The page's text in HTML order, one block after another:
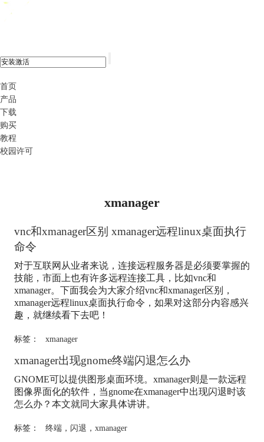
首页
产品
下载
购买
教程
校园许可
xmanager
vnc和xmanager区别 xmanager远程linux桌面执行
命令
对于互联网从业者来说，连接远程服务器是必须要掌握的
技能，市面上也有许多远程连接工具，比如vnc和
xmanager。下面我会为大家介绍vnc和xmanager区别，
xmanager远程linux桌面执行命令，如果对这部分内容感兴
趣，就继续看下去吧！
标签： xmanager
xmanager出现gnome终端闪退怎么办
GNOME可以提供图形桌面环境。 xmanager则是一款远程
图像界面化的软件，当gnome在xmanager中出现闪退时该
怎么办？本文就同大家具体讲讲。
标签： 终端， 闪退 ， xmanager